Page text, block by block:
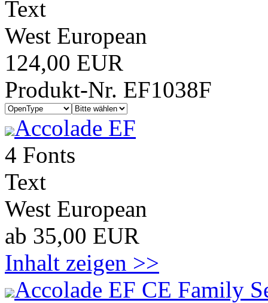
Text
West European
124,00 EUR
Produkt-Nr. EF1038F
Accolade EF
4 Fonts
Text
West European
ab 35,00 EUR
Inhalt zeigen >>
Accolade EF CE Family